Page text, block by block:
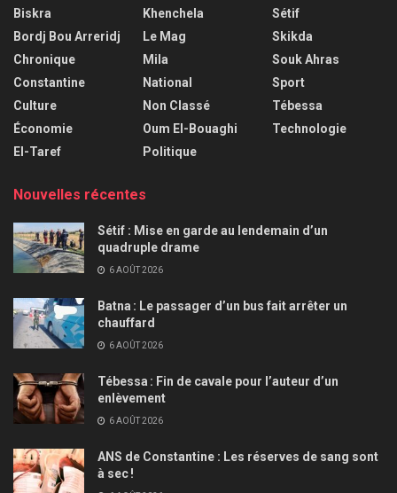
Biskra
Bordj Bou Arreridj
Chronique
Constantine
Culture
Économie
El-Taref
Khenchela
Le Mag
Mila
National
Non Classé
Oum El-Bouaghi
Politique
Sétif
Skikda
Souk Ahras
Sport
Tébessa
Technologie
Nouvelles récentes
Sétif : Mise en garde au lendemain d’un
quadruple drame
6 AOÛT 2026
Batna : Le passager d’un bus fait arrêter un
chauffard
6 AOÛT 2026
Tébessa : Fin de cavale pour l’auteur d’un
enlèvement
6 AOÛT 2026
ANS de Constantine : Les réserves de sang sont
à sec !